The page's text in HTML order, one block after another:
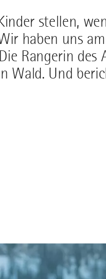
stellen,
haben uns am
Rangerin des
Wald. Und